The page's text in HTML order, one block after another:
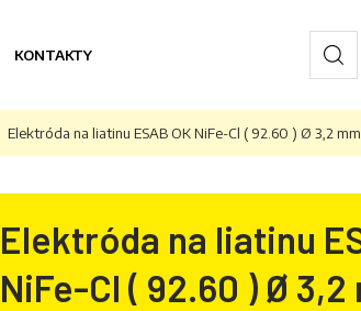
KONTAKTY
Elektróda na liatinu ESAB OK NiFe-Cl ( 92.60 ) Ø 3,2
Elektróda na liatinu
NiFe-Cl ( 92.60 ) Ø